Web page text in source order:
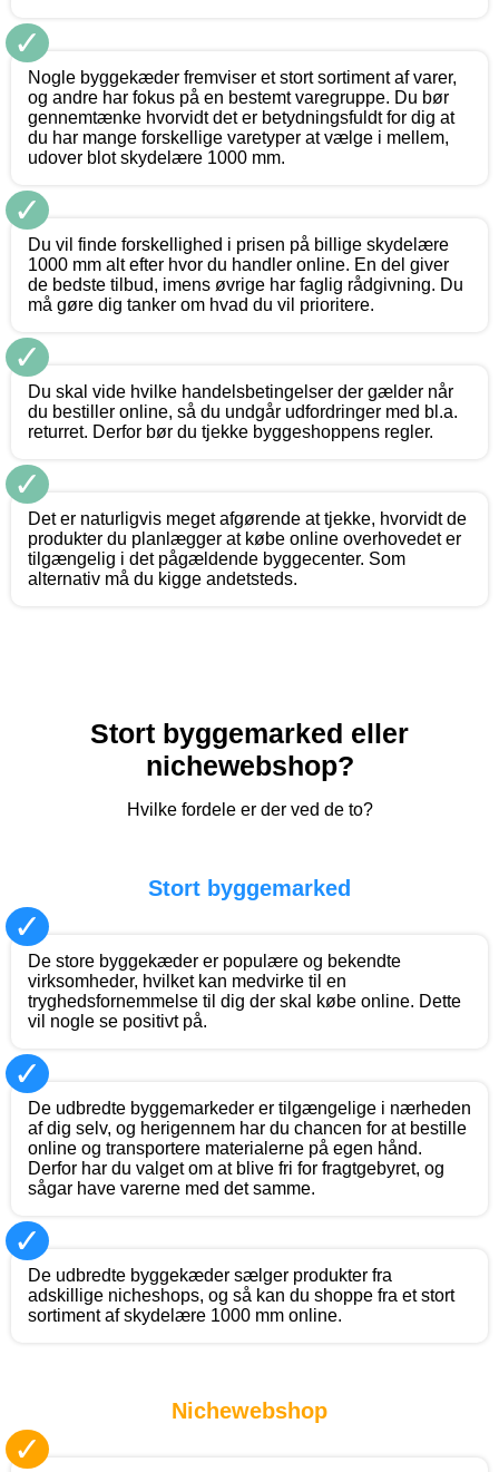
✓
Nogle byggekæder fremviser et stort sortiment af varer,
og andre har fokus på en bestemt varegruppe. Du bør
gennemtænke hvorvidt det er betydningsfuldt for dig at
du har mange forskellige varetyper at vælge i mellem,
udover blot skydelære 1000 mm.
✓
Du vil finde forskellighed i prisen på billige skydelære
1000 mm alt efter hvor du handler online. En del giver
de bedste tilbud, imens øvrige har faglig rådgivning. Du
må gøre dig tanker om hvad du vil prioritere.
✓
Du skal vide hvilke handelsbetingelser der gælder når
du bestiller online, så du undgår udfordringer med bl.a.
returret. Derfor bør du tjekke byggeshoppens regler.
✓
Det er naturligvis meget afgørende at tjekke, hvorvidt de
produkter du planlægger at købe online overhovedet er
tilgængelig i det pågældende byggecenter. Som
alternativ må du kigge andetsteds.
Stort byggemarked eller
nichewebshop?
Hvilke fordele er der ved de to?
Stort byggemarked
✓
De store byggekæder er populære og bekendte
virksomheder, hvilket kan medvirke til en
tryghedsfornemmelse til dig der skal købe online. Dette
vil nogle se positivt på.
✓
De udbredte byggemarkeder er tilgængelige i nærheden
af dig selv, og herigennem har du chancen for at bestille
online og transportere materialerne på egen hånd.
Derfor har du valget om at blive fri for fragtgebyret, og
sågar have varerne med det samme.
✓
De udbredte byggekæder sælger produkter fra
adskillige nicheshops, og så kan du shoppe fra et stort
sortiment af skydelære 1000 mm online.
Nichewebshop
✓